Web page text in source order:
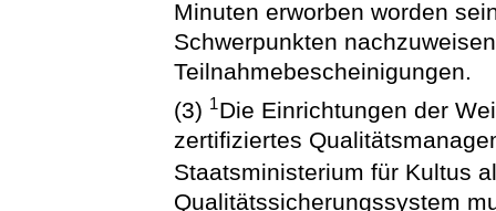
Minuten erworben worden
Schwerpunkten
Teilnahmebescheinigungen.
(3) 1Die Einrichtungen der
zertifiziertes
Staatsministerium für Kultus
Qualitätssicherungssystem